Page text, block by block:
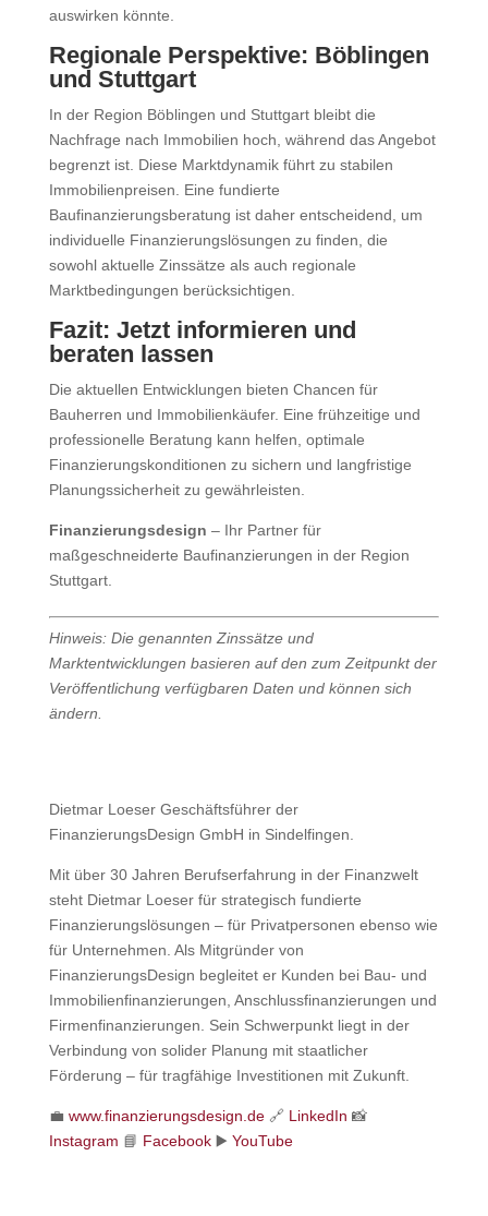
auswirken könnte.
Regionale Perspektive: Böblingen
und Stuttgart
In der Region Böblingen und Stuttgart bleibt die
Nachfrage nach Immobilien hoch, während das Angebot
begrenzt ist. Diese Marktdynamik führt zu stabilen
Immobilienpreisen. Eine fundierte
Baufinanzierungsberatung ist daher entscheidend, um
individuelle Finanzierungslösungen zu finden, die
sowohl aktuelle Zinssätze als auch regionale
Marktbedingungen berücksichtigen.​
Fazit: Jetzt informieren und
beraten lassen
Die aktuellen Entwicklungen bieten Chancen für
Bauherren und Immobilienkäufer. Eine frühzeitige und
professionelle Beratung kann helfen, optimale
Finanzierungskonditionen zu sichern und langfristige
Planungssicherheit zu gewährleisten.
Finanzierungsdesign – Ihr Partner für
maßgeschneiderte Baufinanzierungen in der Region
Stuttgart.
Hinweis: Die genannten Zinssätze und
Marktentwicklungen basieren auf den zum Zeitpunkt der
Veröffentlichung verfügbaren Daten und können sich
ändern.
Dietmar Loeser Geschäftsführer der
FinanzierungsDesign GmbH in Sindelfingen.
Mit über 30 Jahren Berufserfahrung in der Finanzwelt
steht Dietmar Loeser für strategisch fundierte
Finanzierungslösungen – für Privatpersonen ebenso wie
für Unternehmen. Als Mitgründer von
FinanzierungsDesign begleitet er Kunden bei Bau- und
Immobilienfinanzierungen, Anschlussfinanzierungen und
Firmenfinanzierungen. Sein Schwerpunkt liegt in der
Verbindung von solider Planung mit staatlicher
Förderung – für tragfähige Investitionen mit Zukunft.
💼 www.finanzierungsdesign.de🔗 LinkedIn 📸
Instagram 📘 Facebook▶️ YouTube